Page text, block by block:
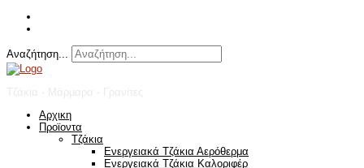
Αναζήτηση...
Αρχικη
Προϊοντα
Τζάκια
Ενεργειακά Τζάκια Αερόθερμα
Ενεργειακά Τζάκια Καλοριφέρ